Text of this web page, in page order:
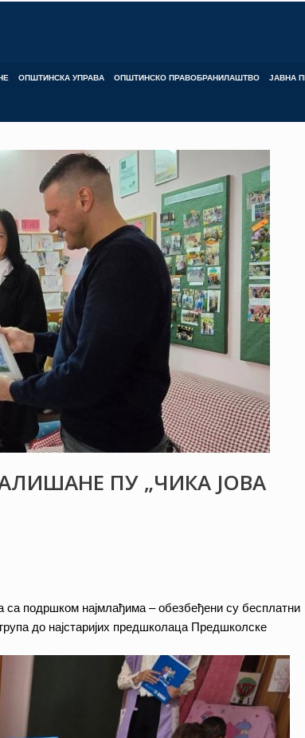
ОПШТИНСКА УПРАВА ОПШТИНСКО ПРАВОБРАНИЛАШТВО ЈАВНА
ПУ „ЧИКА ЈОВА
подршком најмлађима – обезбеђени су бесплатни
до најстаријих предшколаца Предшколске